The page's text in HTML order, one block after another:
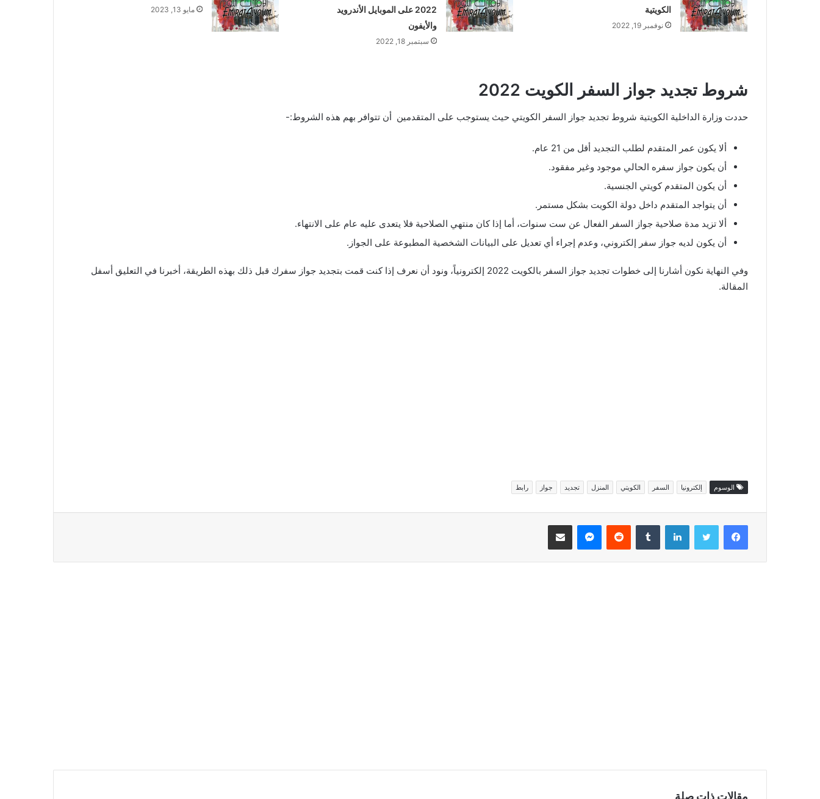
الكويتية
نوفمبر 19, 2022
2022 على الموبايل الأندرويد
والأيفون
سبتمبر 18, 2022
مايو 13, 2023
شروط تجديد جواز السفر الكويت 2022
حددت وزارة الداخلية الكويتية شروط تجديد جواز السفر الكويتي حيث يستوجب على المتقدمين أن تتوافر بهم هذه الشروط:-
ألا يكون عمر المتقدم لطلب التجديد أقل من 21 عام.
أن يكون جواز سفره الحالي موجود وغير مفقود.
أن يكون المتقدم كويتي الجنسية.
أن يتواجد المتقدم داخل دولة الكويت بشكل مستمر.
ألا تزيد مدة صلاحية جواز السفر الفعال عن ست سنوات، أما إذا كان منتهي الصلاحية فلا يتعدى عليه عام على الانتهاء.
أن يكون لديه جواز سفر إلكتروني، وعدم إجراء أي تعديل على البيانات الشخصية المطبوعة على الجواز.
وفي النهاية نكون أشارنا إلى خطوات تجديد جواز السفر بالكويت 2022 إلكترونياً، ونود أن نعرف إذا كنت قمت بتجديد جواز سفرك قبل ذلك بهذه الطريقة، أخبرنا في التعليق أسفل
المقالة.
الوسوم إلكترونيا السفر الكويتي المنزل تجديد جواز رابط
فيسبوك تويتر لينكدإن ماسنجر مشاركة عبر البريد
مقالات ذات صلة